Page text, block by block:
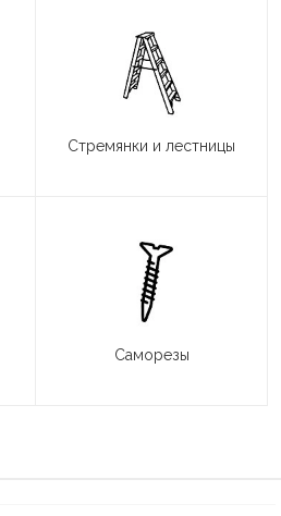
Стремянки и лестницы
Саморезы